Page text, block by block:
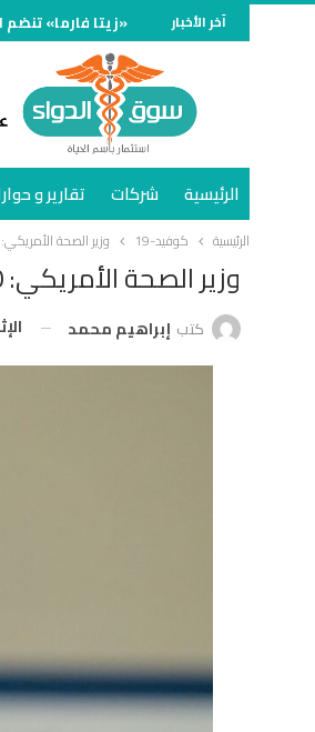
آخر الأخبار «زيتا فارما» تنضم الى قائمة الـ30 شركة الأعلى مبيعًا في سوق
الرئيسية شركات تقارير و
الرئيسية كوفيد-19 وزير الصحة الأمريكي: 50 مليون شخص سيحصلون على لقاح كورونا بنهاية يناير
وزير الصحة الأمريكي: 50 مليون شخص سيحصلون على لقاح كورونا بنهاية يناير
كتب إبراهيم محمد الإثنين 21